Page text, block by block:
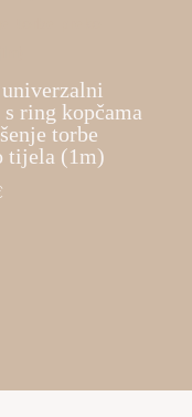
s ring kopčama
torbe
tijela (1m)